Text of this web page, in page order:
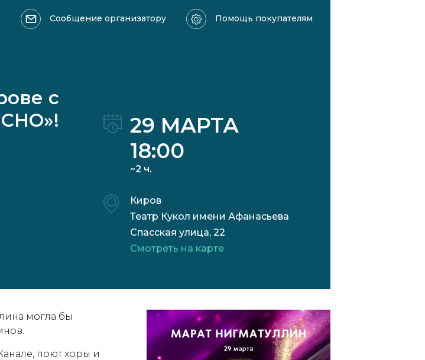
Сообщение организатору Помощь покупателям
с
29 МАРТА
18:00
~2 ч.
Киров
Театр Кукол имени Афанасьева
Спасская улица, 22
Смотреть на карте
могла бы
поют хоры и